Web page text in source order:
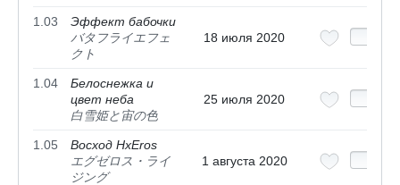
1.03
Эффект бабочки
バタフライエフェ
クト
18 июля 2020
1.04
Белоснежка и
цвет неба
白雪姫と宙の色
25 июля 2020
1.05
Восход HxEros
エグゼロス・ライ
ジング
1 августа 2020